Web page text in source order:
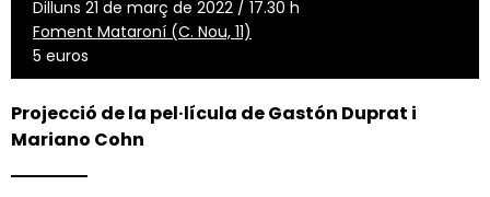
Dilluns 21 de març de 2022 / 17.30 h
Foment Mataroní (C. Nou, 11)
5 euros
Projecció de la pel·lícula de Gastón Duprat i
Mariano Cohn